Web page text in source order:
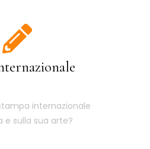
internazionale
e sulla sua arte?